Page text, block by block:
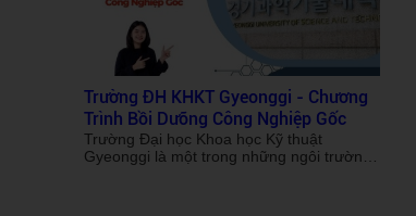
Trường ĐH KHKT Gyeonggi - Chương
Trình Bồi Dưỡng Công Nghiệp Gốc
Trường Đại học Khoa học Kỹ thuật
Gyeonggi là một trong những ngôi trường